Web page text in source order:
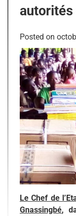
autorités
Posted on
Le Chef de
Gnassingbé,